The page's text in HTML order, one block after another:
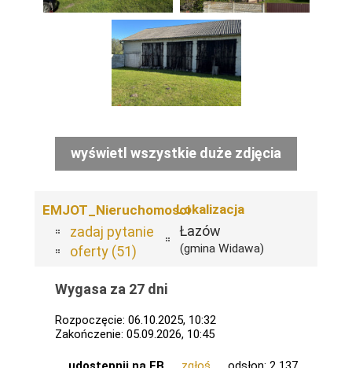
wyświetl wszystkie duże zdjęcia
EMJOT_Nieruchomosci
zadaj pytanie
oferty (51)
Lokalizacja
Łazów
(gmina Widawa)
Wygasa za 27 dni
Rozpoczęcie: 06.10.2025, 10:32
Zakończenie: 05.09.2026, 10:45